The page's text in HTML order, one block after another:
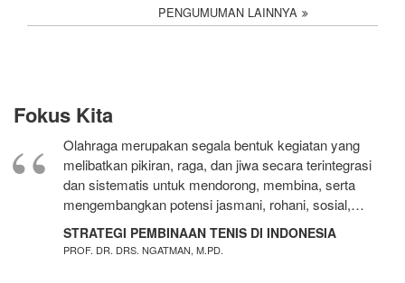
PENGUMUMAN LAINNYA
Fokus Kita
Olahraga merupakan segala bentuk kegiatan yang
melibatkan pikiran, raga, dan jiwa secara terintegrasi
dan sistematis untuk mendorong, membina, serta
mengembangkan potensi jasmani, rohani, sosial,…
STRATEGI PEMBINAAN TENIS DI INDONESIA
PROF. DR. DRS. NGATMAN, M.PD.